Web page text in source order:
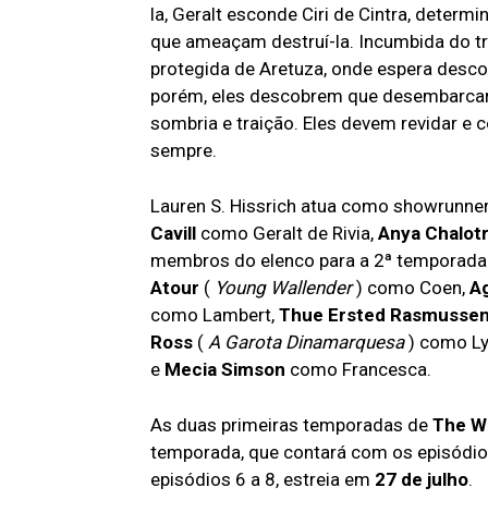
la, Geralt esconde Ciri de Cintra,
que ameaçam destruí-la. Incumbida do
protegida de Aretuza, onde espera
porém, eles descobrem que
sombria e traição. Eles devem revidar e
sempre.
Lauren S. Hissrich atua como
Cavill como Geralt de Rivia, Anya
membros do elenco para a 2ª
Atour ( Young Wallender) como Coen,
como Lambert, Thue Ersted
Ross ( A Garota Dinamarquesa) como
e Mecia Simson como Francesca.
As duas primeiras temporadas de The
temporada, que contará com os
episódios 6 a 8, estreia em 27 de julho.